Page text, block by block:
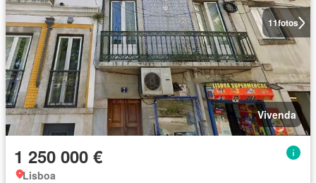
11fotos
Vivenda
1 250 000 €
Lisboa